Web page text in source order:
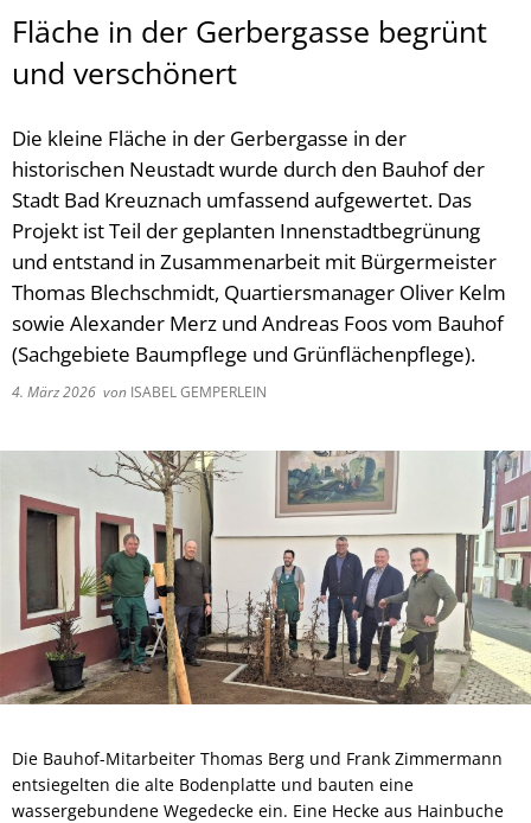
Fläche in der Gerbergasse begrünt
und verschönert
Die kleine Fläche in der Gerbergasse in der
historischen Neustadt wurde durch den Bauhof der
Stadt Bad Kreuznach umfassend aufgewertet. Das
Projekt ist Teil der geplanten Innenstadtbegrünung
und entstand in Zusammenarbeit mit Bürgermeister
Thomas Blechschmidt, Quartiersmanager Oliver Kelm
sowie Alexander Merz und Andreas Foos vom Bauhof
(Sachgebiete Baumpflege und Grünflächenpflege).
4. März 2026 von ISABEL GEMPERLEIN
Die Bauhof-Mitarbeiter Thomas Berg und Frank Zimmermann
entsiegelten die alte Bodenplatte und bauten eine
wassergebundene Wegedecke ein. Eine Hecke aus Hainbuche